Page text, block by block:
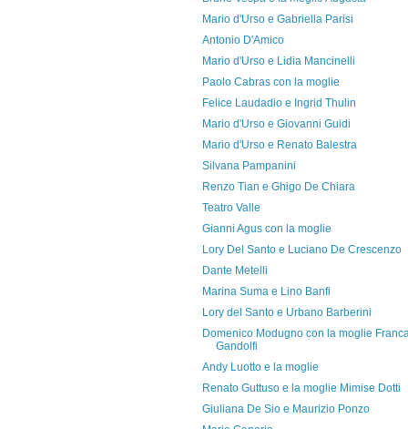
Mario d'Urso e Gabriella Parisi
Antonio D'Amico
Mario d'Urso e Lidia Mancinelli
Paolo Cabras con la moglie
Felice Laudadio e Ingrid Thulin
Mario d'Urso e Giovanni Guidi
Mario d'Urso e Renato Balestra
Silvana Pampanini
Renzo Tian e Ghigo De Chiara
Teatro Valle
Gianni Agus con la moglie
Lory Del Santo e Luciano De Crescenzo
Dante Metelli
Marina Suma e Lino Banfi
Lory del Santo e Urbano Barberini
Domenico Modugno con la moglie
Gandolfi
Andy Luotto e la moglie
Renato Guttuso e la moglie Mimise Dotti
Giuliana De Sio e Maurizio Ponzo